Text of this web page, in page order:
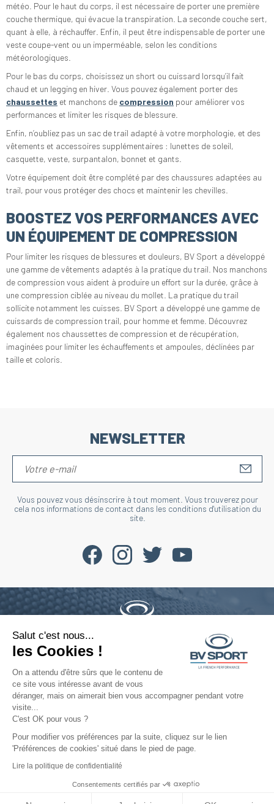
météo. Pour le haut du corps, il est nécessaire de porter une première
couche thermique, qui évacue la transpiration. La seconde couche sert,
quant à elle, à réchauffer. Enfin, il peut être indispensable de porter une
veste coupe-vent ou un imperméable, selon les conditions
météorologiques.
Pour le bas du corps, choisissez un short ou cuissard lorsqu’il fait
chaud et un legging en hiver. Vous pouvez également porter des
chaussettes et manchons de compression pour améliorer vos
performances et limiter les risques de blessure.
Enfin, n’oubliez pas un sac de trail adapté à votre morphologie, et des
vêtements et accessoires supplémentaires : lunettes de soleil,
casquette, veste, surpantalon, bonnet et gants.
Votre équipement doit être complété par des chaussures adaptées au
trail, pour vous protéger des chocs et maintenir les chevilles.
BOOSTEZ VOS PERFORMANCES AVEC
UN ÉQUIPEMENT DE COMPRESSION
Pour limiter les risques de blessures et douleurs, BV Sport a développé
une gamme de vêtements adaptés à la pratique du trail. Nos manchons
de compression vous aident à produire un effort sur la durée, grâce à
une compression ciblée au niveau du mollet. La pratique du trail
sollicite notamment les cuisses. BV Sport a développé une gamme de
cuissards de compression trail, pour homme et femme. Découvrez
également nos chaussettes de compression et de récupération,
imaginées pour limiter les échauffements et ampoules, déclinées par
taille et coloris.
NEWSLETTER
Vous pouvez vous désinscrire à tout moment. Vous trouverez pour
cela nos informations de contact dans les conditions d'utilisation du
site.
contact@bvsport.com
À propos
Services
Aide
©2022 Tous droits réservés — BV SPORT
Salut c'est nous...
les Cookies !
On a attendu d'être sûrs que le contenu de
ce site vous intéresse avant de vous
déranger, mais on aimerait bien vous accompagner pendant votre
visite...
C'est OK pour vous ?
Pour modifier vos préférences par la suite, cliquez sur le lien
'Préférences de cookies' situé dans le pied de page.
Lire la politique de confidentialité
Consentements certifiés par